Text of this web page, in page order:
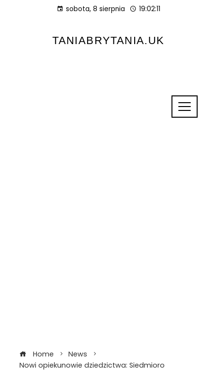
sobota, 8 sierpnia 19:02:11
TANIABRYTANIA.UK
Home
News
Nowi opiekunowie dziedzictwa: Siedmioro